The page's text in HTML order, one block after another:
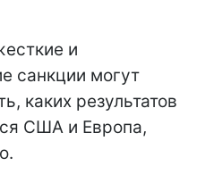
и
санкции могут
каких результатов
США и Европа,